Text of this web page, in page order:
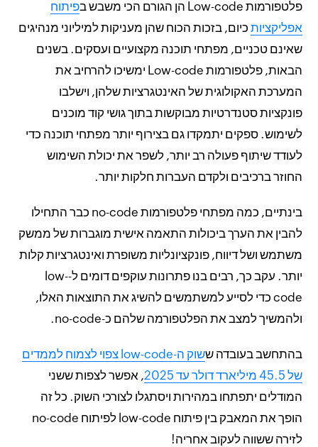
פלטפורמות Low-code הן הגורם הכי משבש ב
פיתוח
אפליקציות כיום, בזכות הכוח שהן מעניקות למיליוני מנהיגים
שאינם טכניים, מפתחי תוכנה מקצועיים ועסקים. בשנים
הבאות, פלטפורמות Low-code ימשיכו להרחיב את
המערכת האקולוגית של האינטגרציות שלהן, וישלבו
פונקציות סטנדרטיות מבוקשות בתוך גושי קוד מוכנים
לשימוש. ספקים יתמקדו גם בצירוף יותר מפתחי תוכנה כדי
לעודד שיתוף פעולה רב יותר, לשפר את יכולת השימוש
החוזר ברכיבים ולקדם העברות חלקות יותר.
בינתיים, כמה מפתחי פלטפורמות no-code כבר התחילו
להבין את הערך ביכולות התאמה אישית מוגברות של ממשק
משתמש ושל דיווח, פונקציונליות משופרת ואינטגרציות קלות
יותר. עקב כך, רבים בנו פתרונות עוקפים דומים ל-low-
code כדי לסייע למשתמשים להשיג את התוצאות האלו,
ולהמשיך למצב את הפלטפורמה שלהם כ-no-code.
בהתחשב בעובדה ש
שוק ה-low-code צפוי לצמוח לממדים
של 45.5 מיליארד דולר עד 2025
, אפשר לצפות ששני
המודלים יתפתחו במהירות ויסתגלו לצורכי השוק. כל זה
הופך את המאבק בין פיתוח low-code לפיתוח no-code
לזירה ששווה לעקוב אחריה!